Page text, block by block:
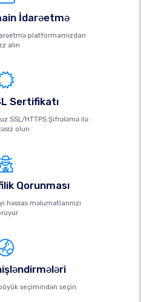
İdarəetmə
platformamızdan
alın
Sertifikatı
SSL/HTTPS Şifrələmə ilə
olun
Qorunması
həssas məlumatlarınızı
seçimindən seçin